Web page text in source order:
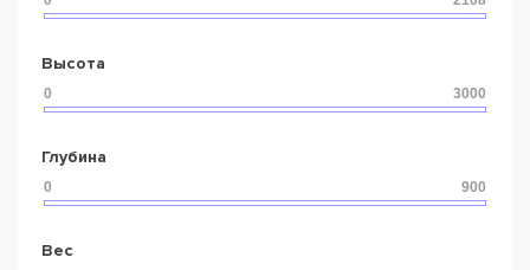
Высота
Глубина
Вес